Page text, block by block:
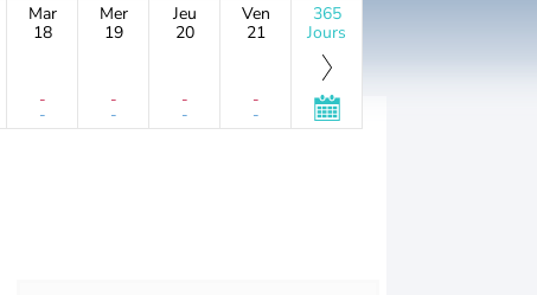
Mar
18
-
-
Mer
19
-
-
Jeu
20
-
-
Ven
21
-
-
365
Jours